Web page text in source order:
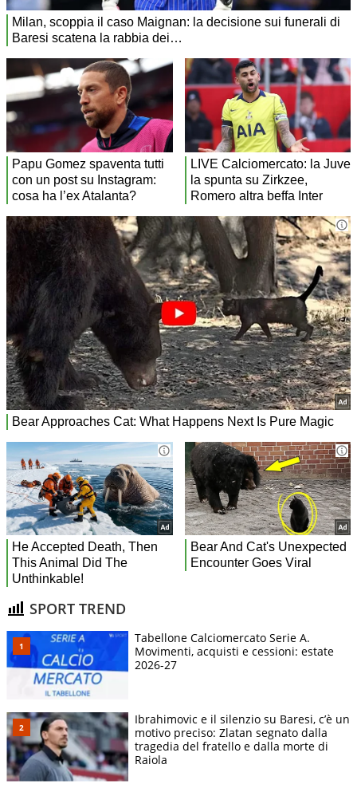
SPORT TREND
Tabellone Calciomercato Serie A.
Movimenti, acquisti e cessioni: estate
2026-27
Ibrahimovic e il silenzio su Baresi, c’è un
motivo preciso: Zlatan segnato dalla
tragedia del fratello e dalla morte di
Raiola